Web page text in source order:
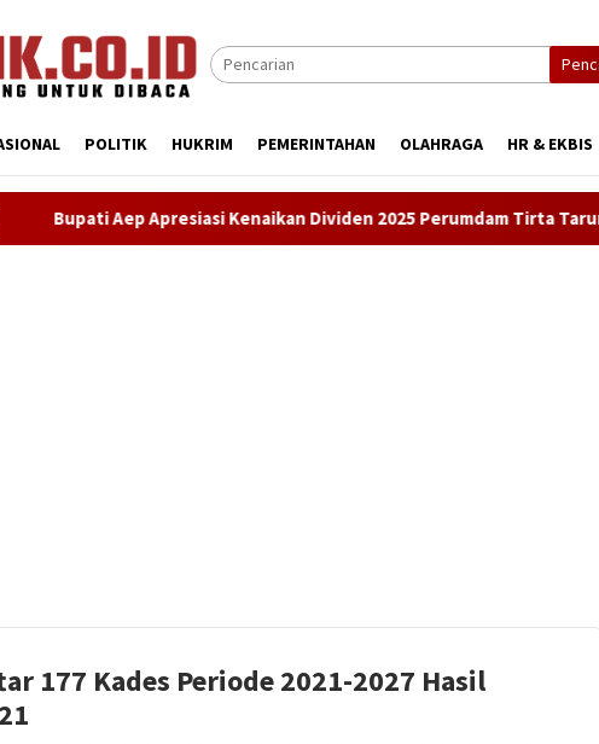
POLITIK HUKRIM PEMERINTAHAN OLAHRAGA HR & EKBIS
Kenaikan Dividen 2025 Perumdam Tirta Tarum, Naik Rp3 Miliar
177 Kades Periode 2021-2027 Hasil